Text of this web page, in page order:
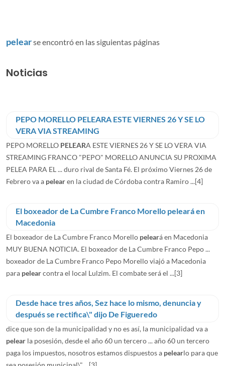
pelearse encontró en las siguientas páginas
Noticias
PEPO MORELLO PELEARA ESTE VIERNES 26 Y SE LO
VERA VIA STREAMING
PEPO MORELLO PELEARA ESTE VIERNES 26 Y SE LO VERA VIA
STREAMING FRANCO "PEPO" MORELLO ANUNCIA SU PROXIMA
PELEA PARA EL ... duro rival de Santa Fé. El próximo Viernes 26 de
Febrero va a pelearen la ciudad de Córdoba contra Ramiro ...[4]
El boxeador de La Cumbre Franco Morello peleará en
Macedonia
El boxeador de La Cumbre Franco Morello peleará en Macedonia
MUY BUENA NOTICIA. El boxeador de La Cumbre Franco Pepo ...
boxeador de La Cumbre Franco Pepo Morello viajó a Macedonia
para pelearcontra el local Lulzim. El combate será el ...[3]
Desde hace tres años, Sez hace lo mismo, denuncia y
después se rectifica\" dijo De Figueredo
dice que son de la municipalidad y no es así, la municipalidad va a
pelear la posesión, desde el año 60 un tercero ... año 60 un tercero
paga los impuestos, nosotros estamos dispuestos a pelearlo para que